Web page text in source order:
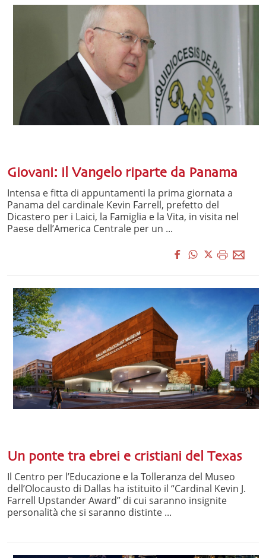
Giovani: il Vangelo riparte da Panama
Intensa e fitta di appuntamenti la prima giornata a
Panama del cardinale Kevin Farrell, prefetto del
Dicastero per i Laici, la Famiglia e la Vita, in visita nel
Paese dell’America Centrale per un ...
Un ponte tra ebrei e cristiani del Texas
Il Centro per l’Educazione e la Tolleranza del Museo
dell’Olocausto di Dallas ha istituito il “Cardinal Kevin J.
Farrell Upstander Award” di cui saranno insignite
personalità che si saranno distinte ...